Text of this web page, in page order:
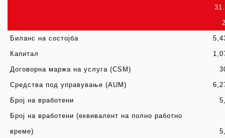
Биланс на состојба
Капитал
Договорна маржа на услуга (CSM)
Средства под управување (AUM)
Број на вработени
Број на вработени (еквивалент на полно работно
време)